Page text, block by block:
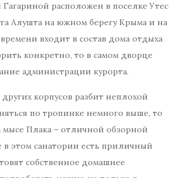
расположен в поселке Утес
Алушта на южном берегу Крыма и на
входит в состав дома отдыха
конкретно, то в самом дворце
администрации курорта.
корпусов разбит неплохой
по тропинке немного выше, то
мысе Плака – отличной обзорной
этом санатории есть приличный
собственное домашнее